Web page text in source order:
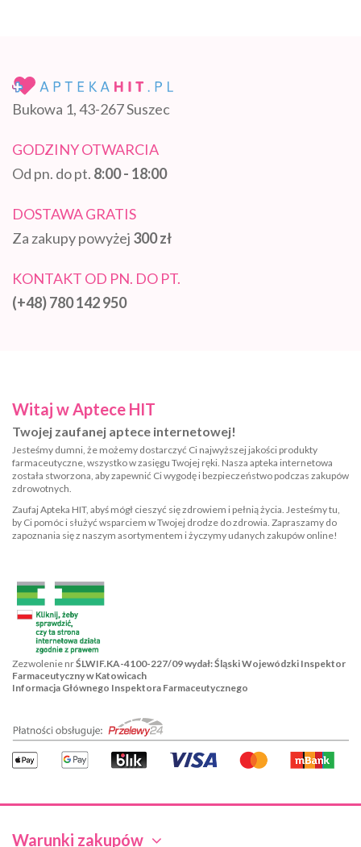
Bukowa 1, 43-267 Suszec
GODZINY OTWARCIA
Od pn. do pt. 8:00 - 18:00
DOSTAWA GRATIS
Za zakupy powyżej 300 zł
KONTAKT OD PN. DO PT.
(+48) 780 142 950
Warunki zakupów
Witaj w Aptece HIT
Twojej zaufanej aptece internetowej!
Jesteśmy dumni, że możemy dostarczyć Ci najwyższej jakości produkty
farmaceutyczne, wszystko w zasięgu Twojej ręki. Nasza apteka internetowa
została stworzona, aby zapewnić Ci wygodę i bezpieczeństwo podczas zakupów
zdrowotnych.
Zaufaj Apteka HIT, abyś mógł cieszyć się zdrowiem i pełnią życia. Jesteśmy tu,
by Ci pomóc i służyć wsparciem w Twojej drodze do zdrowia. Zapraszamy do
zapoznania się z naszym asortymentem i życzymy udanych zakupów online!
Zezwolenie nrŚLWIF.KA-4100-227/09 wydał: Śląski Wojewódzki Inspektor
Farmaceutyczny w Katowicach
Informacja Głównego Inspektora Farmaceutycznego